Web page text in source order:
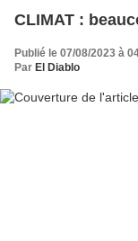
CLIMAT :
Publié le 07/08/2023 à
Par El Diablo